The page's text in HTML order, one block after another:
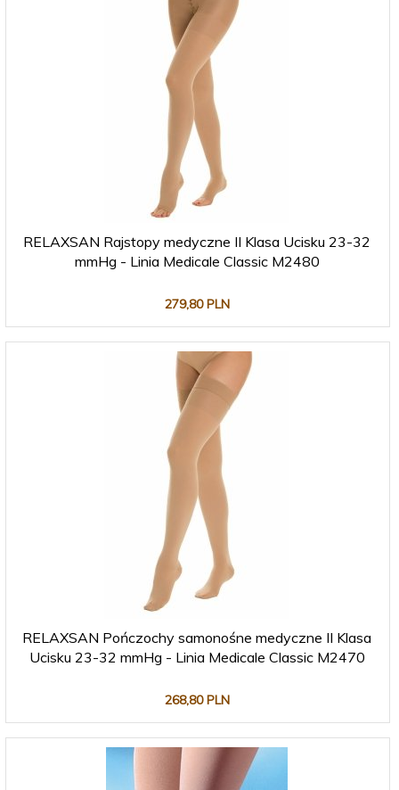
RELAXSAN Rajstopy medyczne II Klasa Ucisku 23-32
mmHg - Linia Medicale Classic M2480
279,80 PLN
RELAXSAN Pończochy samonośne medyczne II Klasa
Ucisku 23-32 mmHg - Linia Medicale Classic M2470
268,80 PLN